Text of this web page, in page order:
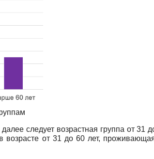
следует возрастная группа от 31
возрасте от 31 до 60 лет,